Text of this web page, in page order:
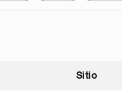
Sitio